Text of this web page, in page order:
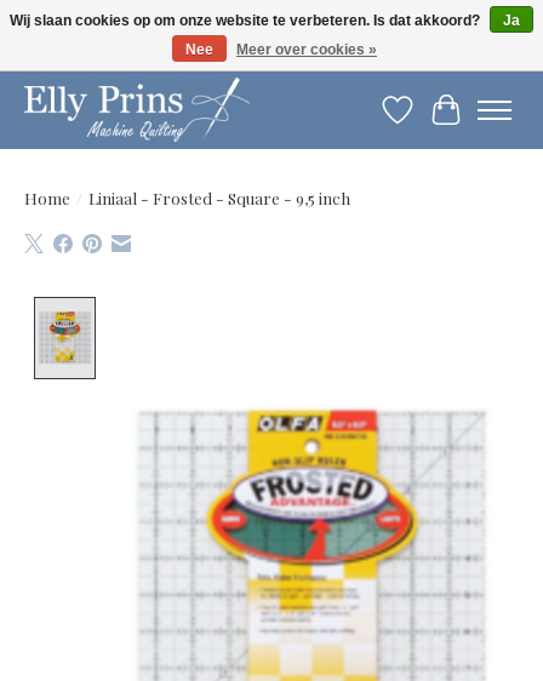
Let op: gewijzigde openingstijden!
Verlanglijst
Home / Liniaal - Frosted - Square - 9,5 inch
Wij slaan cookies op om onze website te verbeteren. Is dat akkoord?
Ja
Nee
Meer over cookies »